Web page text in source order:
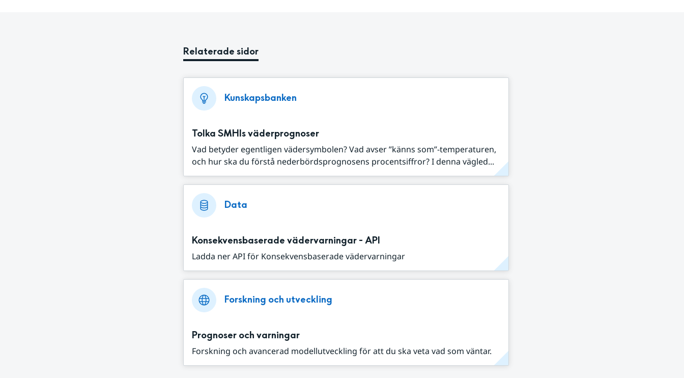
Relaterade sidor
Kunskapsbanken
Tolka SMHIs väderprognoser
Vad betyder egentligen vädersymbolen? Vad avser ”känns som”-temperaturen,
och hur ska du förstå nederbördsprognosens procentsiffror? I denna vägled...
Data
Konsekvensbaserade vädervarningar - API
Ladda ner API för Konsekvensbaserade vädervarningar
Forskning och utveckling
Prognoser och varningar
Forskning och avancerad modellutveckling för att du ska veta vad som väntar.